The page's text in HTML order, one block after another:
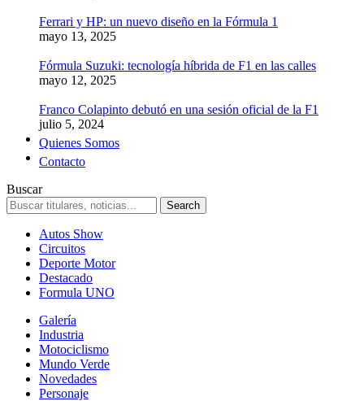
Ferrari y HP: un nuevo diseño en la Fórmula 1
mayo 13, 2025
Fórmula Suzuki: tecnología híbrida de F1 en las calles
mayo 12, 2025
Franco Colapinto debutó en una sesión oficial de la F1
julio 5, 2024
Quienes Somos
Contacto
Buscar
Autos Show
Circuitos
Deporte Motor
Destacado
Formula UNO
Galería
Industria
Motociclismo
Mundo Verde
Novedades
Personaje